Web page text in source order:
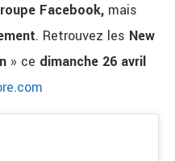
Facebook, mais
. Retrouvez les New
» ce dimanche 26 avril